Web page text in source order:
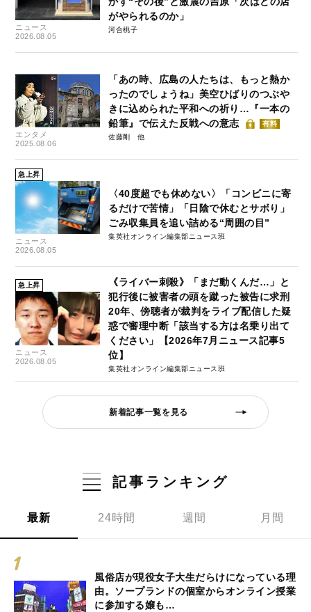
ニュース
2026.08.05
がやられるのか」
河合桃子
エンタメ
2025.08.06
「あの時、広島の人たちは、もっと熱か
ったのでしょうね」美空ひばりのつぶや
きに込められた平和への祈り…『一本の
鉛筆』で伝えた反戦への意志
有料
佐藤剛
急上昇
ニュース
2026.08.05
〈40度超でも休めない〉「コンビニに寄
るだけで苦情」「日陰で休むとサボり」
ごみ収集員を追い詰める“周囲の目”
集英社オンライン編集部ニュース班
急上昇
ニュース
2026.08.05
《ライバー刺殺》「まだ動くんだ…」と
犯行後に被害者の頭を蹴った被告に求刑
20年、傍聴者が裁判をライブ配信した疑
惑で審理中断「該当する方は名乗り出て
ください」【2026年7月ニュース記事5
位】
集英社オンライン編集部ニュース班
新着記事一覧を見る
記事ランキング
最新 24時間 週間 月間
風俗店が現役女子大生だらけになっている理
由。ソープランドの個室からオンライン授業
に参加する嬢も…